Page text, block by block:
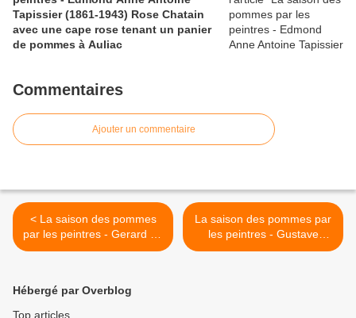
Tapissier (1861-1943) Rose Chatain
avec une cape rose tenant un panier
de pommes à Auliac
Commentaires
Ajouter un commentaire
< La saison des pommes
par les peintres - Gerard ter
Borch (1617-1681) femme
La saison des pommes par
les peintres - Gustave
Courbet (1819-1877)
Hébergé par Overblog
Top articles